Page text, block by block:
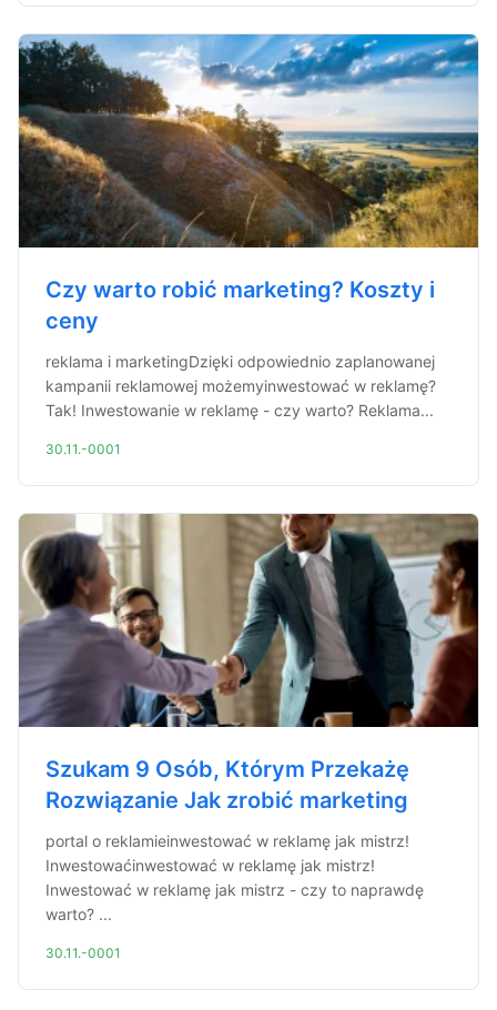
Czy warto robić marketing? Koszty i
ceny
reklama i marketingDzięki odpowiednio zaplanowanej
kampanii reklamowej możemyinwestować w reklamę?
Tak! Inwestowanie w reklamę - czy warto? Reklama...
30.11.-0001
Szukam 9 Osób, Którym Przekażę
Rozwiązanie Jak zrobić marketing
portal o reklamieinwestować w reklamę jak mistrz!
Inwestowaćinwestować w reklamę jak mistrz!
Inwestować w reklamę jak mistrz - czy to naprawdę
warto? ...
30.11.-0001